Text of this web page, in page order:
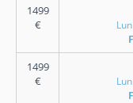
1499
€
1499
€